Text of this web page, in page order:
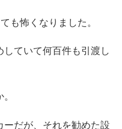
も怖くなりました。
していて何百件も引渡し
ーだが、それを勧めた設